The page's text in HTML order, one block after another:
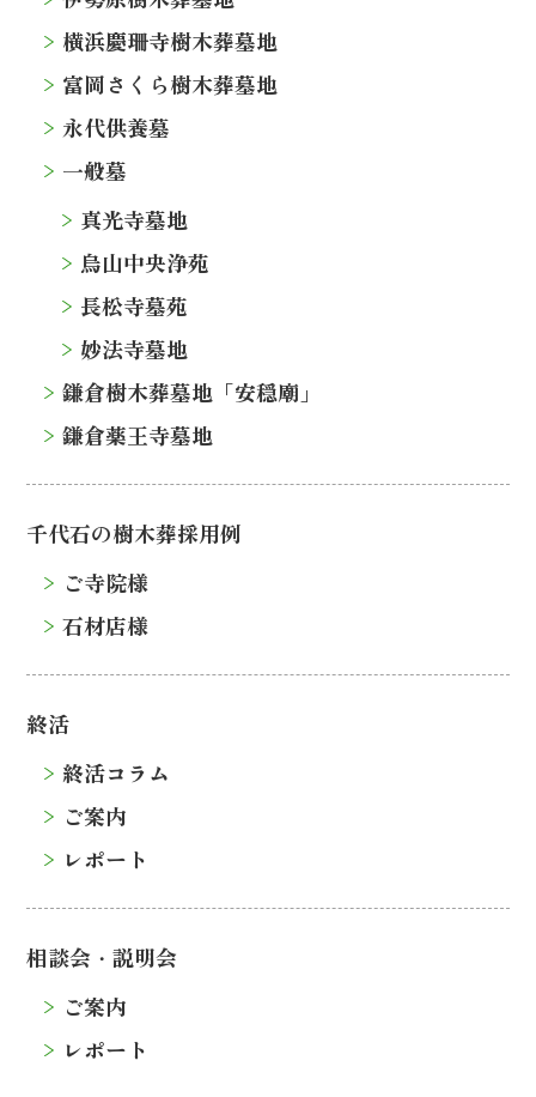
横浜慶珊寺樹木葬墓地
富岡さくら樹木葬墓地
永代供養墓
一般墓
真光寺墓地
烏山中央浄苑
長松寺墓苑
妙法寺墓地
鎌倉樹木葬墓地「安穏廟」
鎌倉薬王寺墓地
千代石の樹木葬採用例
ご寺院様
石材店様
終活
終活コラム
ご案内
レポート
相談会・説明会
ご案内
レポート